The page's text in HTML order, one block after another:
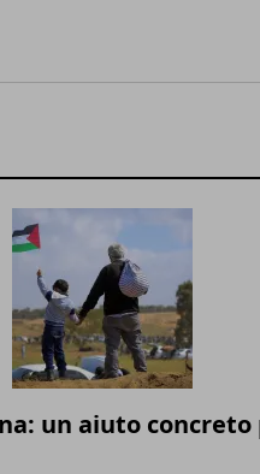
un aiuto